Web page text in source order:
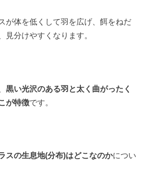
が体を低くして羽を広げ、餌をねだ
見分けやすくなります。
黒い光沢のある羽と太く曲がったく
が特徴です。
スの生息地(分布)はどこなのかについ